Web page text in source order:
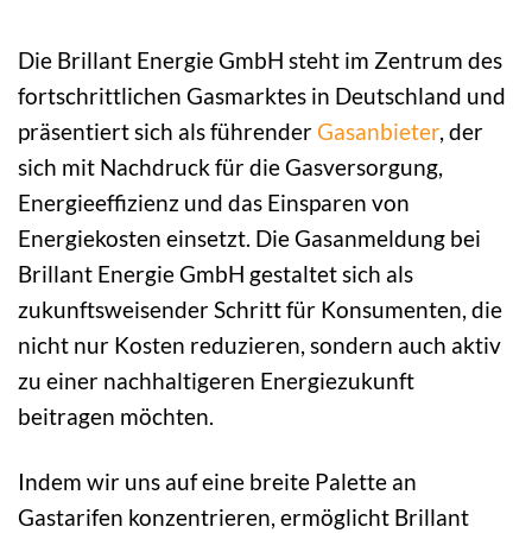
Die Brillant Energie GmbH steht im Zentrum des
fortschrittlichen Gasmarktes in Deutschland und
präsentiert sich als führender Gasanbieter, der
sich mit Nachdruck für die Gasversorgung,
Energieeffizienz und das Einsparen von
Energiekosten einsetzt. Die Gasanmeldung bei
Brillant Energie GmbH gestaltet sich als
zukunftsweisender Schritt für Konsumenten, die
nicht nur Kosten reduzieren, sondern auch aktiv
zu einer nachhaltigeren Energiezukunft
beitragen möchten.
Indem wir uns auf eine breite Palette an
Gastarifen konzentrieren, ermöglicht Brillant